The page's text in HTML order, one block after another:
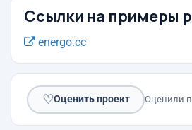
Ссылки на примеры
energo.cc
♡Оценить проект Оценили